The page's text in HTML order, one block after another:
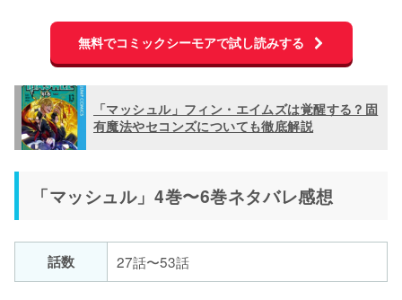
無料でコミックシーモアで試し読みする
「マッシュル」フィン・エイムズは覚醒する？固
有魔法やセコンズについても徹底解説
「マッシュル」4巻〜6巻ネタバレ感想
話数 27話〜53話